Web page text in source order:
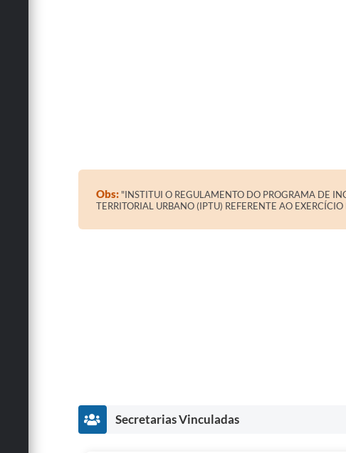
Obs:"INSTITUI O REGULAMENTO DO PROGRAMA DE
TERRITORIAL URBANO (IPTU) REFERENTE AO
Secretarias Vinculadas